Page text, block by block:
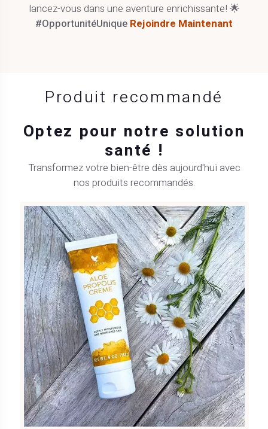
lancez-vous dans une aventure enrichissante! 🌟
#OpportunitéUnique Rejoindre Maintenant
Produit recommandé
Optez pour notre solution
santé !
Transformez votre bien-être dès aujourd'hui avec
nos produits recommandés.